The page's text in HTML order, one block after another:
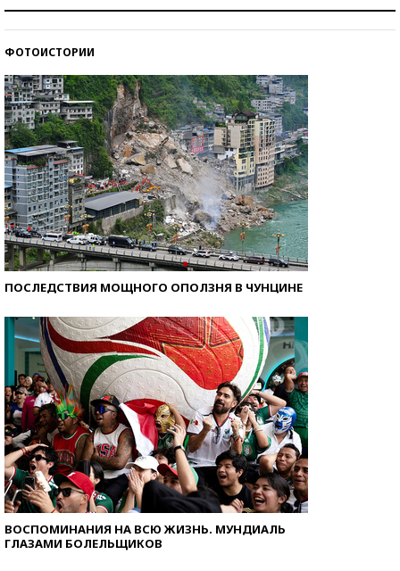
ФОТОИСТОРИИ
ПОСЛЕДСТВИЯ МОЩНОГО ОПОЛЗНЯ В ЧУНЦИНЕ
ВОСПОМИНАНИЯ НА ВСЮ ЖИЗНЬ. МУНДИАЛЬ
ГЛАЗАМИ БОЛЕЛЬЩИКОВ